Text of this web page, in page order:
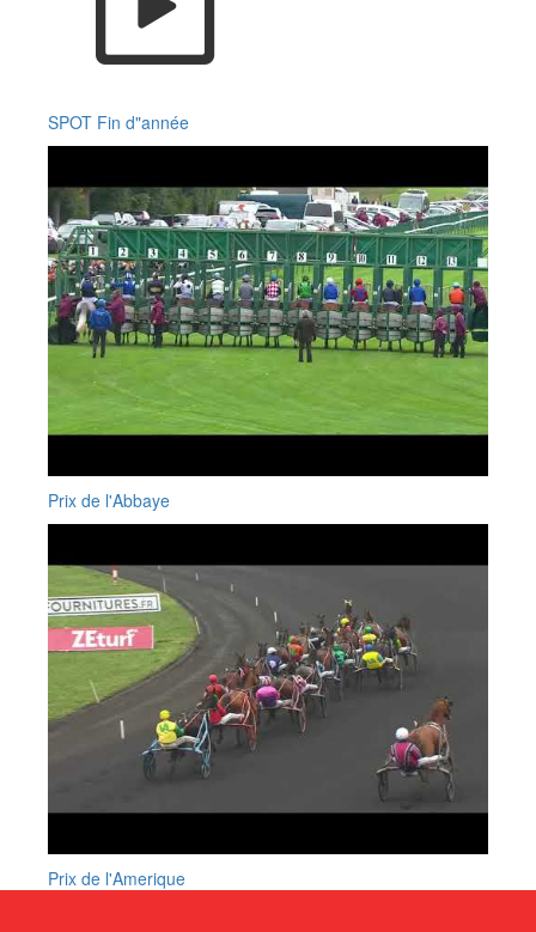
SPOT Fin d"année
Prix de l'Abbaye
Prix de l'Amerique